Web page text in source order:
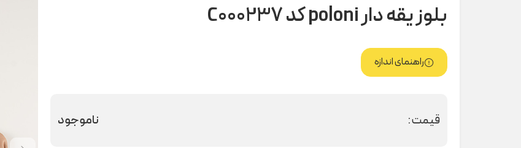
بلوز یقه دار poloni کد C000237
راهنمای اندازه
قیمت: ناموجود